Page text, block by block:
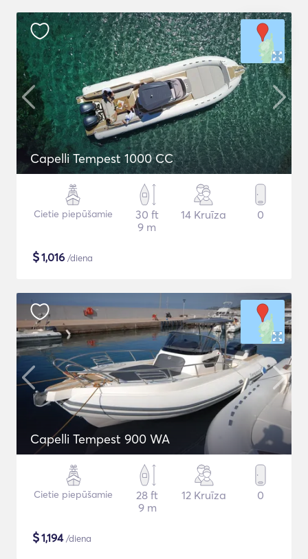
Capelli Tempest 1000 CC
Cietie piepūšamie
30 ft
9 m
14 Kruīza 0
$1,016 /diena
Capelli Tempest 900 WA
Cietie piepūšamie
28 ft
9 m
12 Kruīza 0
$1,194/diena